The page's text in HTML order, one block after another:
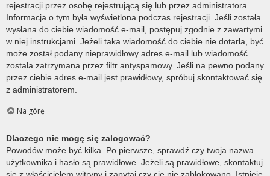
rejestracji przez osobę rejestrującą się lub przez administratora.
Informacja o tym była wyświetlona podczas rejestracji. Jeśli została
wysłana do ciebie wiadomość e-mail, postępuj zgodnie z zawartymi
w niej instrukcjami. Jeżeli taka wiadomość do ciebie nie dotarła, być
może został podany nieprawidłowy adres e-mail lub wiadomość
została zatrzymana przez filtr antyspamowy. Jeśli na pewno podany
przez ciebie adres e-mail jest prawidłowy, spróbuj skontaktować się
z administratorem.
Na górę
Dlaczego nie mogę się zalogować?
Powodów może być kilka. Po pierwsze, sprawdź czy twoja nazwa
użytkownika i hasło są prawidłowe. Jeżeli są prawidłowe, skontaktuj